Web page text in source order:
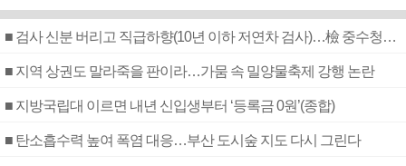
■ 검사 신분 버리고 직급하향(10년 이하 저연차 검사)…檢 중수청행 기피
■ 지역 상권도 말라죽을 판이라…가뭄 속 밀양물축제 강행 논란
■ 지방국립대 이르면 내년 신입생부터 ‘등록금 0원’(종합)
■ 탄소흡수력 높여 폭염 대응…부산 도시숲 지도 다시 그린다